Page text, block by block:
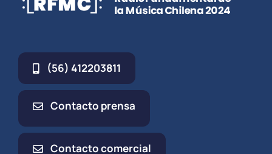
(56) 412203811
Contacto prensa
Contacto comercial